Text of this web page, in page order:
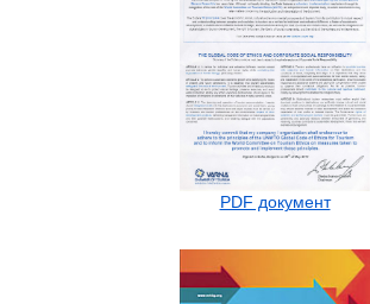
PDF документ